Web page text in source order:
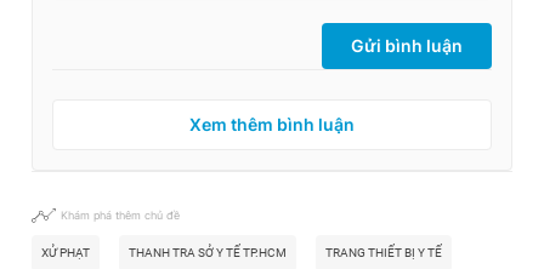
Gửi bình luận
Xem thêm bình luận
Khám phá thêm chủ đề
XỬ PHẠT THANH TRA SỞ Y TẾ TP.HCM TRANG THIẾT BỊ Y TẾ